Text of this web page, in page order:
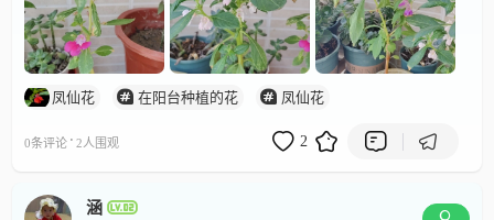
凤仙花 在阳台种植的花 凤仙花
0条评论 · 2人围观 2
涵